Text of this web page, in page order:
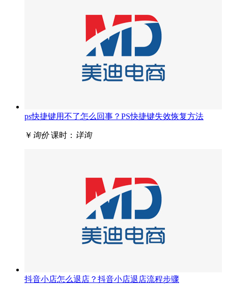
ps快捷键用不了怎么回事？PS快捷键失效恢复方法
￥ 询价 课时： 详询
抖音小店怎么退店？抖音小店退店流程步骤